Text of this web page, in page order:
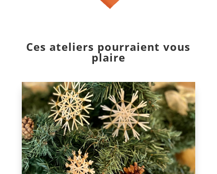
Ces ateliers pourraient vous
plaire